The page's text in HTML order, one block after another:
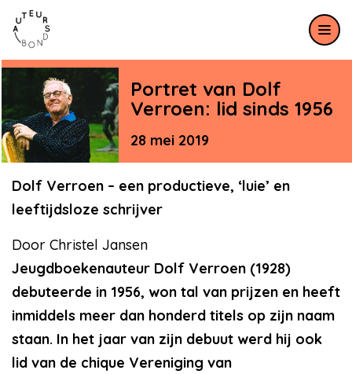
Meteen naar de content
Portret van Dolf
Verroen: lid sinds 1956
28 mei 2019
Dolf Verroen – een productieve, ‘luie’ en
leeftijdsloze schrijver
Door Christel Jansen
Jeugdboekenauteur Dolf Verroen (1928)
debuteerde in 1956, won tal van prijzen en heeft
inmiddels meer dan honderd titels op zijn naam
staan. In het jaar van zijn debuut werd hij ook
lid van de chique Vereniging van